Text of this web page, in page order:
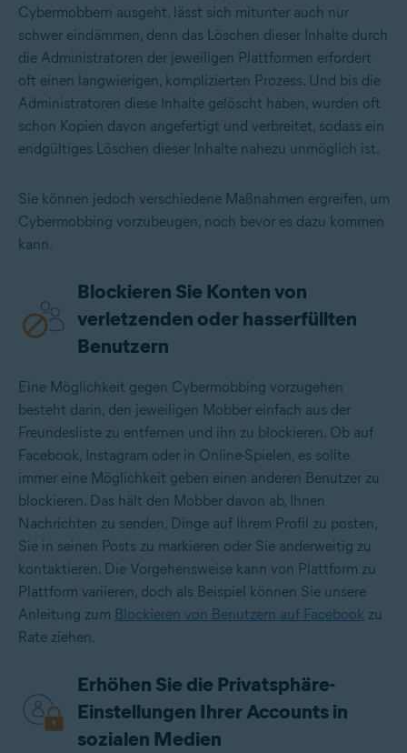
Cybermobbern ausgeht, lässt sich mitunter auch nur
schwer eindämmen, denn das Löschen dieser Inhalte durch
die Administratoren der jeweiligen Plattformen erfordert
oft einen langwierigen, komplizierten Prozess. Und bis die
Administratoren diese Inhalte gelöscht haben, wurden oft
schon Kopien davon angefertigt und verbreitet, sodass ein
endgültiges Löschen dieser Inhalte nahezu unmöglich ist.
Sie können jedoch verschiedene Maßnahmen ergreifen, um
Cybermobbing vorzubeugen, noch bevor es dazu kommen
kann.
Blockieren Sie Konten von
verletzenden oder hasserfüllten
Benutzern
Eine Möglichkeit gegen Cybermobbing vorzugehen
besteht darin, den jeweiligen Mobber einfach aus der
Freundesliste zu entfernen und ihn zu blockieren. Ob auf
Facebook, Instagram oder in Online-Spielen, es sollte
immer eine Möglichkeit geben einen anderen Benutzer zu
blockieren. Das hält den Mobber davon ab, Ihnen
Nachrichten zu senden, Dinge auf Ihrem Profil zu posten,
Sie in seinen Posts zu markieren oder Sie anderweitig zu
kontaktieren. Die Vorgehensweise kann von Plattform zu
Plattform variieren, doch als Beispiel können Sie unsere
Anleitung zum Blockieren von Benutzern auf Facebook zu
Rate ziehen.
Erhöhen Sie die Privatsphäre-
Einstellungen Ihrer Accounts in
sozialen Medien